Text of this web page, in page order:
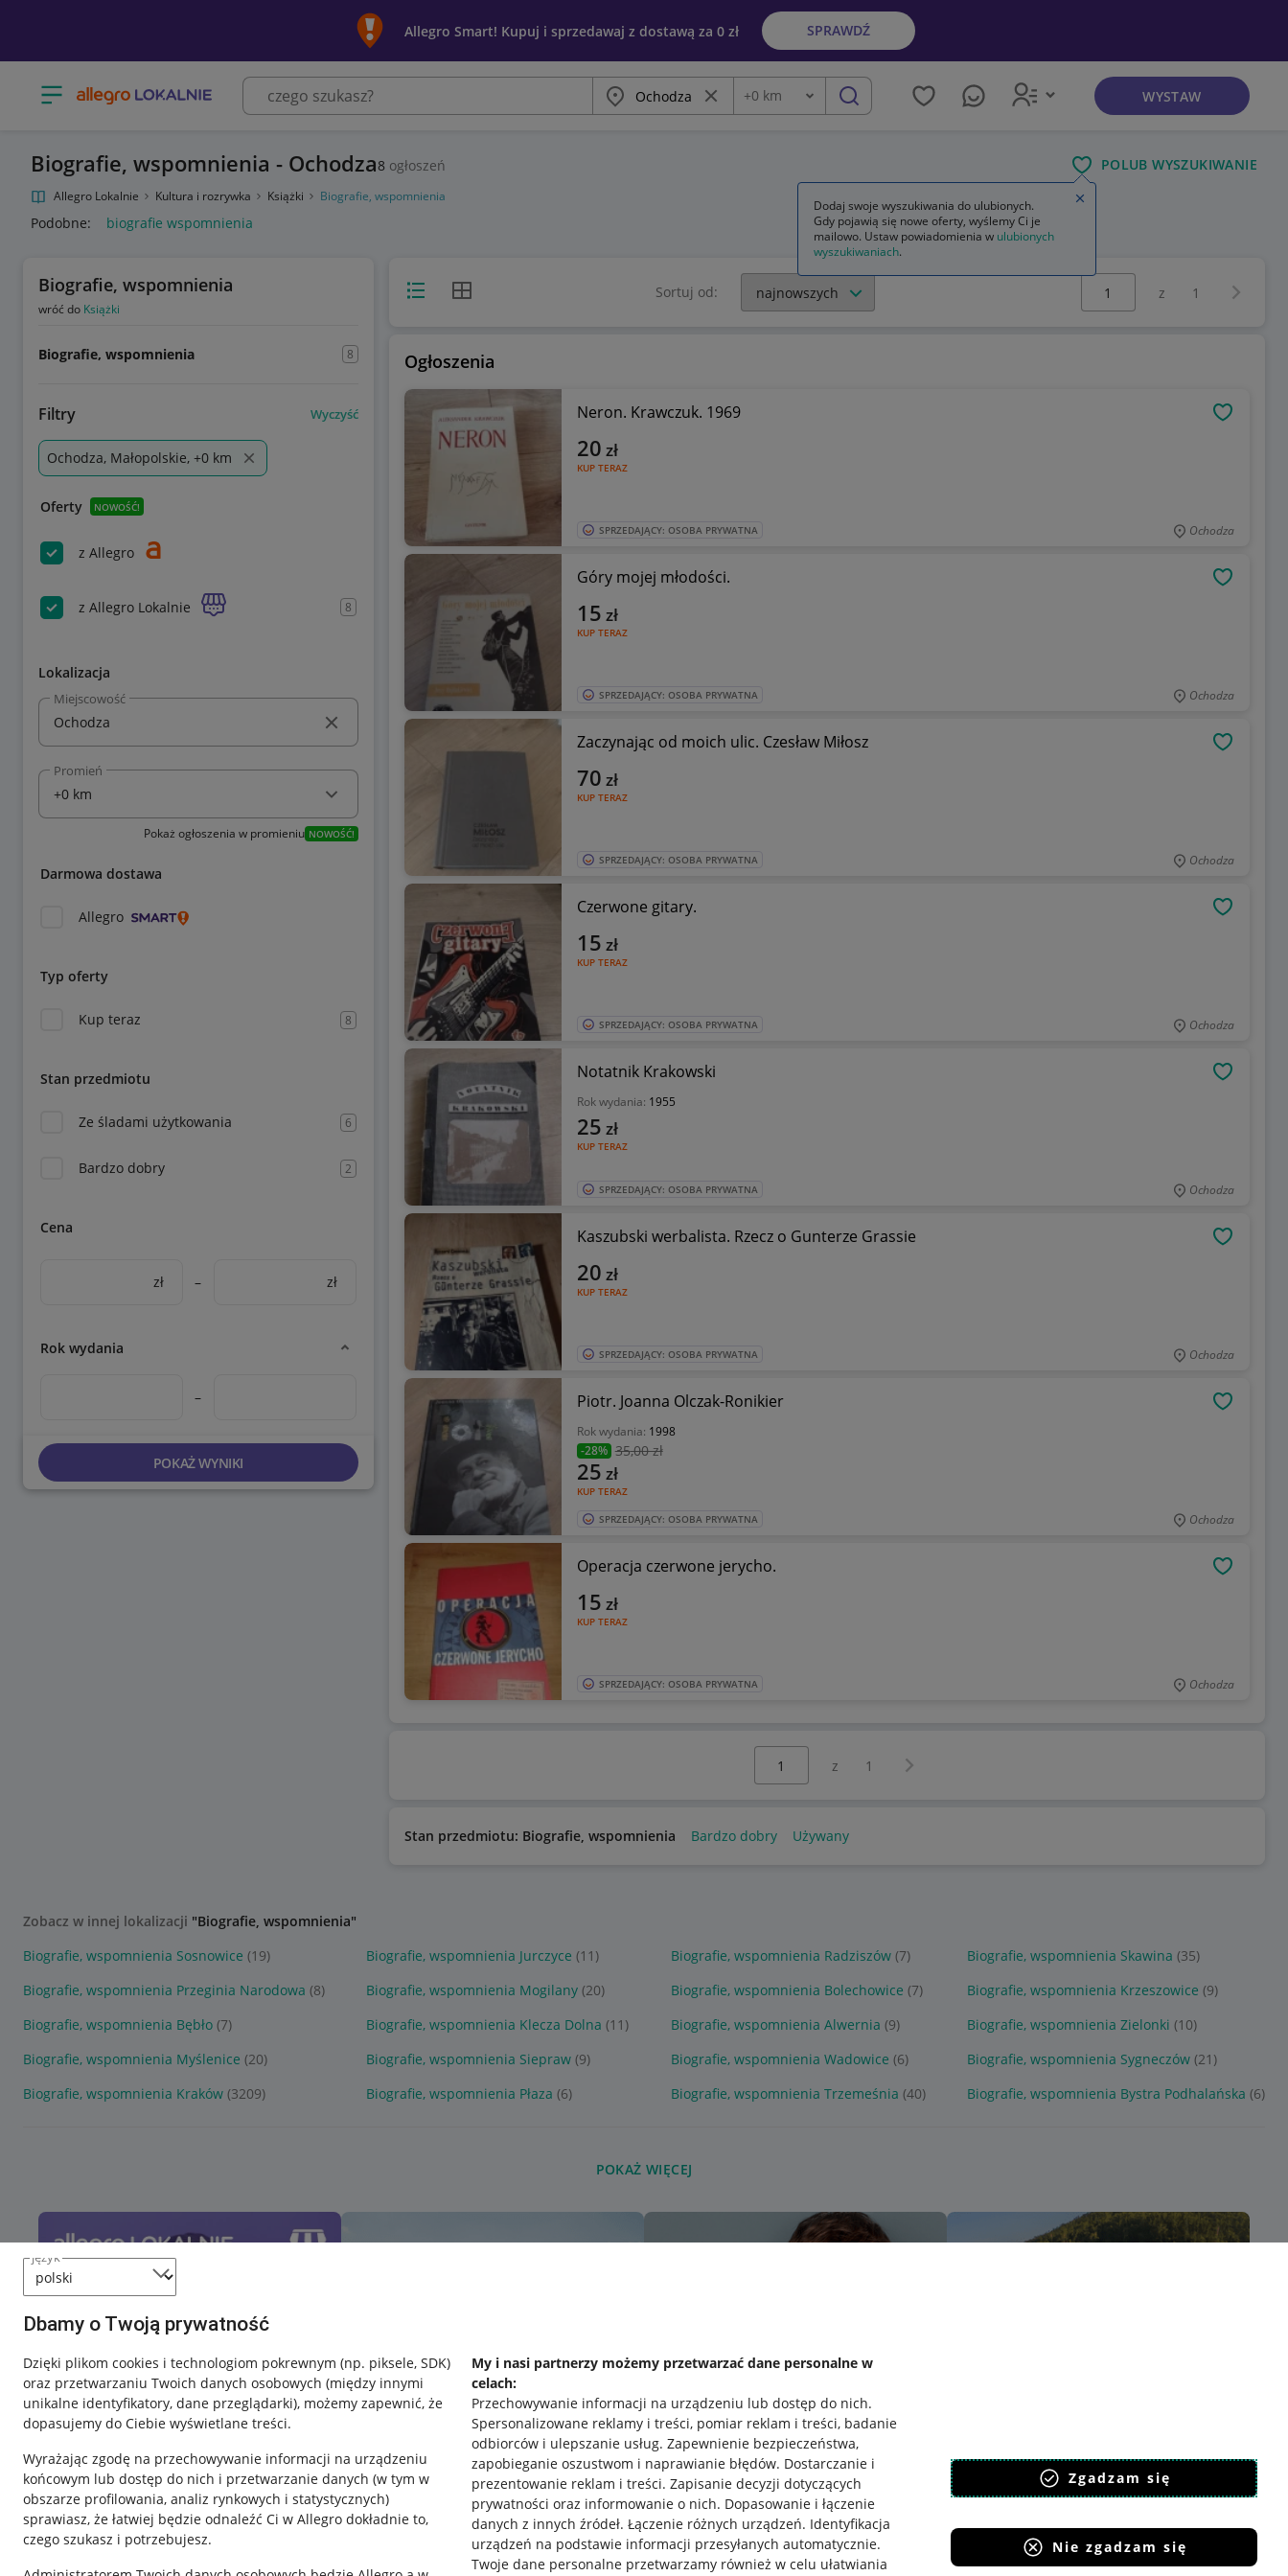
język
Dbamy o Twoją prywatność
Dzięki plikom cookies i technologiom pokrewnym (np. piksele, SDK)
oraz przetwarzaniu Twoich danych osobowych (między innymi
unikalne identyfikatory, dane przeglądarki), możemy zapewnić, że
dopasujemy do Ciebie wyświetlane treści.
Wyrażając zgodę na przechowywanie informacji na urządzeniu
końcowym lub dostęp do nich i przetwarzanie danych (w tym w
obszarze profilowania, analiz rynkowych i statystycznych)
sprawiasz, że łatwiej będzie odnaleźć Ci w Allegro dokładnie to,
czego szukasz i potrzebujesz.
My i nasi partnerzy możemy przetwarzać dane personalne w
celach:
Przechowywanie informacji na urządzeniu lub dostęp do nich.
Spersonalizowane reklamy i treści, pomiar reklam i treści, badanie
odbiorców i ulepszanie usług. Zapewnienie bezpieczeństwa,
zapobieganie oszustwom i naprawianie błędów. Dostarczanie i
prezentowanie reklam i treści. Zapisanie decyzji dotyczących
prywatności oraz informowanie o nich. Dopasowanie i łączenie
danych z innych źródeł. Łączenie różnych urządzeń. Identyfikacja
urządzeń na podstawie informacji przesyłanych automatycznie.
Twoje dane personalne przetwarzamy również w celu ułatwiania
Zgadzam się
Nie zgadzam się
Allegro Smart! Kupuj i sprzedawaj z dostawą za 0 zł SPRAWDŹ
Otwórz menu z kategoriami Miasto Wyczyść frazę
Odległość
+0 km szukaj WYSTAW
Biografie, wspomnienia - Ochodza8 ogłoszeń POLUB WYSZUKIWANIE
Allegro Lokalnie Kultura i rozrywka Książki Biografie, wspomnienia
Podobne: biografie wspomnienia
Biografie, wspomnienia
wróć do Książki
Biografie, wspomnienia 8
Filtry Wyczyść
Ochodza, Małopolskie, +0 km
Oferty NOWOŚĆ!
z Allegro
z Allegro Lokalnie 8
Lokalizacja
Miejscowość
Promień
Pokaż ogłoszenia w promieniu NOWOŚĆ!
Darmowa dostawa
Allegro
Typ oferty
Kup teraz 8
Stan przedmiotu
Ze śladami użytkowania 6
Bardzo dobry 2
Cena
zł – zł
Rok wydania
–
POKAŻ WYNIKI
Widok listyWidok siatki Sortuj od:
Wybierz stronę:
z 1
Ogłoszenia
Neron. Krawczuk. 1969
KUP TERAZ
20 zł
SPRZEDAJĄCY: OSOBA PRYWATNA Ochodza
Góry mojej młodości.
KUP TERAZ
15 zł
SPRZEDAJĄCY: OSOBA PRYWATNA Ochodza
Zaczynając od moich ulic. Czesław Miłosz
KUP TERAZ
70 zł
SPRZEDAJĄCY: OSOBA PRYWATNA Ochodza
Czerwone gitary.
KUP TERAZ
15 zł
SPRZEDAJĄCY: OSOBA PRYWATNA Ochodza
Notatnik Krakowski
Rok wydania: 1955
KUP TERAZ
25 zł
SPRZEDAJĄCY: OSOBA PRYWATNA Ochodza
Kaszubski werbalista. Rzecz o Gunterze Grassie
KUP TERAZ
20 zł
SPRZEDAJĄCY: OSOBA PRYWATNA Ochodza
Piotr. Joanna Olczak-Ronikier
Rok wydania: 1998
-28% 35,00 zł
KUP TERAZ
25 zł
SPRZEDAJĄCY: OSOBA PRYWATNA Ochodza
Operacja czerwone jerycho.
KUP TERAZ
15 zł
SPRZEDAJĄCY: OSOBA PRYWATNA Ochodza
z 1 Następna strona
Stan przedmiotu: Biografie, wspomnienia Bardzo dobry Używany
Zobacz w innej lokalizacji "Biografie, wspomnienia"
Biografie, wspomnienia Sosnowice (19) Biografie, wspomnienia Jurczyce (11) Biografie, wspomnienia Radziszów (7) Biografie, wspomnienia Skawina (35)
Biografie, wspomnienia Przeginia Narodowa (8) Biografie, wspomnienia Mogilany (20) Biografie, wspomnienia Bolechowice (7) Biografie, wspomnienia Krzeszowice (9)
Biografie, wspomnienia Bębło (7) Biografie, wspomnienia Klecza Dolna (11) Biografie, wspomnienia Alwernia (9) Biografie, wspomnienia Zielonki (10)
Biografie, wspomnienia Myślenice (20) Biografie, wspomnienia Siepraw (9) Biografie, wspomnienia Wadowice (6) Biografie, wspomnienia Sygneczów (21)
Biografie, wspomnienia Kraków (3209) Biografie, wspomnienia Płaza (6) Biografie, wspomnienia Trzemeśnia (40) Biografie, wspomnienia Bystra Podhalańska (6)
POKAŻ WIĘCEJ
Przydatne informacje Pobierz aplikację
Dodaj swoje wyszukiwania do ulubionych.
Gdy pojawią się nowe oferty, wyślemy Ci je
mailowo. Ustaw powiadomienia w ulubionych
wyszukiwaniach.
Zamknij wskazówkę